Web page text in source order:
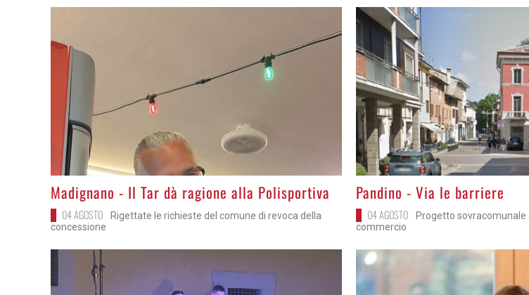
>Madignano - Il Tar dà ragione alla Polisportiva
04 AGOSTO
Rigettate le richieste del comune di revoca della
concessione
>
Pandino - Via le barriere
04 AGOSTO
Progetto sovracomunale
commercio